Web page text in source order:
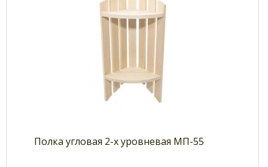
Полка угловая 2-х уровневая МП-55